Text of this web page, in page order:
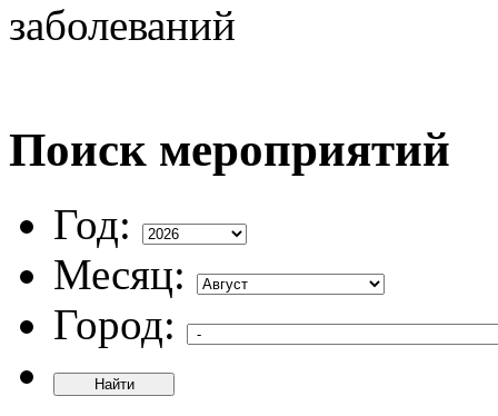
заболеваний
Поиск мероприятий
Год:
Месяц:
Город:
Найти